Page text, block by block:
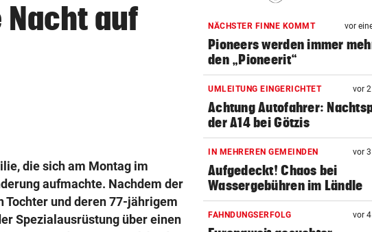
Nacht auf
die sich am Montag im
aufmachte. Nachdem der
und deren 77-jährigem
Spezialausrüstung über einen
NÄCHSTER FINNE KOMMT vor
Pioneers werden immer
den „Pioneerit“
UMLEITUNG EINGERICHTET vor
Achtung Autofahrer:
der A14 bei Götzis
IN MEHREREN GEMEINDEN vor
Aufgedeckt! Chaos bei
Wassergebühren im Ländle
FAHNDUNGSERFOLG vor